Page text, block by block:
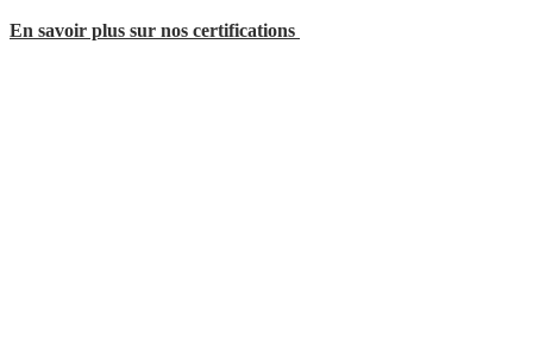
En savoir plus sur nos certifications